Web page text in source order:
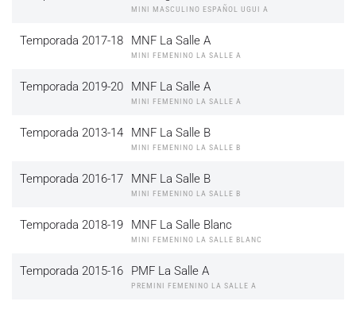
MINI MASCULINO ESPAÑOL UGUI A
Temporada 2017-18 MNF La Salle A
MINI FEMENINO LA SALLE A
Temporada 2019-20 MNF La Salle A
MINI FEMENINO LA SALLE A
Temporada 2013-14 MNF La Salle B
MINI FEMENINO LA SALLE B
Temporada 2016-17 MNF La Salle B
MINI FEMENINO LA SALLE B
Temporada 2018-19 MNF La Salle Blanc
MINI FEMENINO LA SALLE BLANC
Temporada 2015-16 PMF La Salle A
PREMINI FEMENINO LA SALLE A